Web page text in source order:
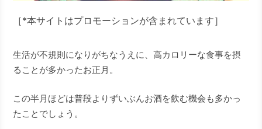
［*本サイトはプロモーションが含まれています］
生活が不規則になりがちなうえに、高カロリーな食事を摂
ることが多かったお正月。
この半月ほどは普段よりずいぶんお酒を飲む機会も多かっ
たことでしょう。